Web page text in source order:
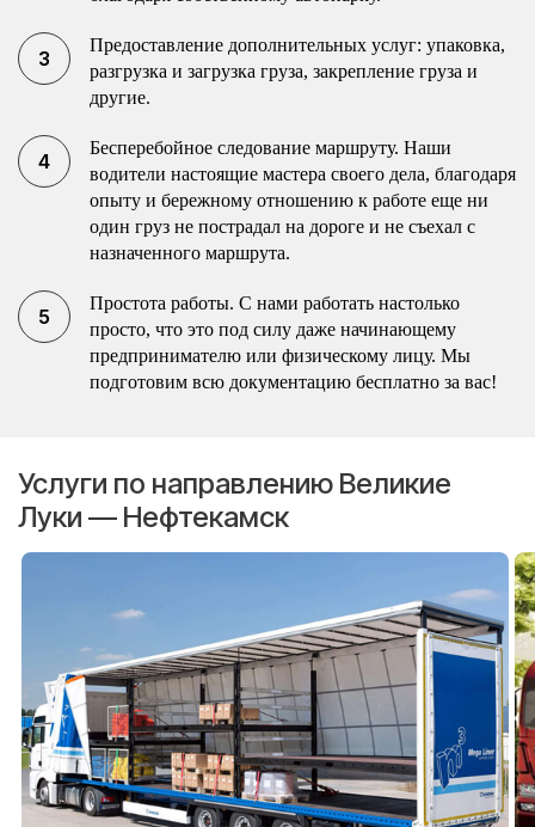
Предоставление дополнительных услуг: упаковка,
разгрузка и загрузка груза, закрепление груза и
другие.
Бесперебойное следование маршруту. Наши
водители настоящие мастера своего дела, благодаря
опыту и бережному отношению к работе еще ни
один груз не пострадал на дороге и не съехал с
назначенного маршрута.
Простота работы. С нами работать настолько
просто, что это под силу даже начинающему
предпринимателю или физическому лицу. Мы
подготовим всю документацию бесплатно за вас!
Услуги по направлению Великие
Луки — Нефтекамск